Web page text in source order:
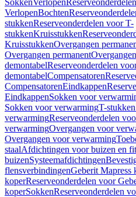
SokkenVerlopen
VerlopenBochten
stukkenReserveonderdelen voor T-
stukkenKruisstukken
KruisstukkenOvergangen
Overgangen permanent
demontabelReserveonderdelen
demontabelCompensatoren
CompensatorenEindkappen
EindkappenSokken voor
Sokken voor verwarmingT-
verwarmingReserveonderdelen
verwarmingOvergangen voor
Overgangen voor verwarming
staalAfdichtingen voor buizen en
buizenSysteemafdichtingen
flensverbindingenGeberit Mapress
koperReserveonderdelen voor
koperSokkenReserveonderdelen